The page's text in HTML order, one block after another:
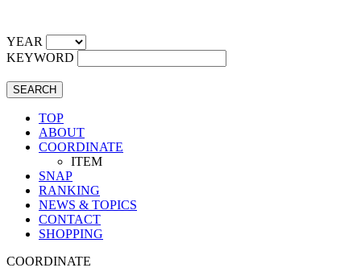
YEAR
KEYWORD
SEARCH
TOP
ABOUT
COORDINATE
ITEM
SNAP
RANKING
NEWS & TOPICS
CONTACT
SHOPPING
COORDINATE